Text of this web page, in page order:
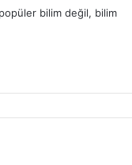
bilim değil, bilim